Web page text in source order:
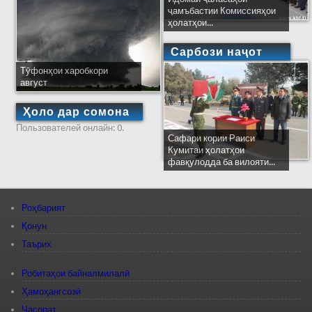
Тӯфонҳои харобкори
август
Ҳоло дар сомона
Пользователей онлайн: 0.
ҷамъбастии Комиссияҳои
ҳолатҳои...
Сарбози наҷот
Сафари кории Раиси
Кумитаи ҳолатҳои
фавқулодда ба вилояти...
Роҳбарият
Қонун
Таърих
Робитаҳои байналмилалӣ
Ҳамоҳангсозӣ
Ҷасорат